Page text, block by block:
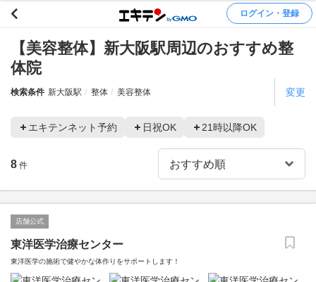
ログイン・登録
【美容整体】新大阪駅周辺のおすすめ整
体院
検索条件 新大阪駅 整体 美容整体 変更
エキテンネット予約 日祝OK 21時以降OK
8 件
店舗公式
東洋医学治療センター
東洋医学の施術で健やかな体作りをサポートします！